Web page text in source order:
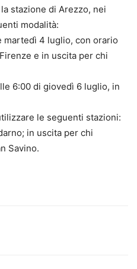
stazione di Arezzo, nei
modalità:
4 luglio, con orario
e in uscita per chi
6:00 di giovedì 6 luglio, in
le seguenti stazioni:
in uscita per chi
Savino.